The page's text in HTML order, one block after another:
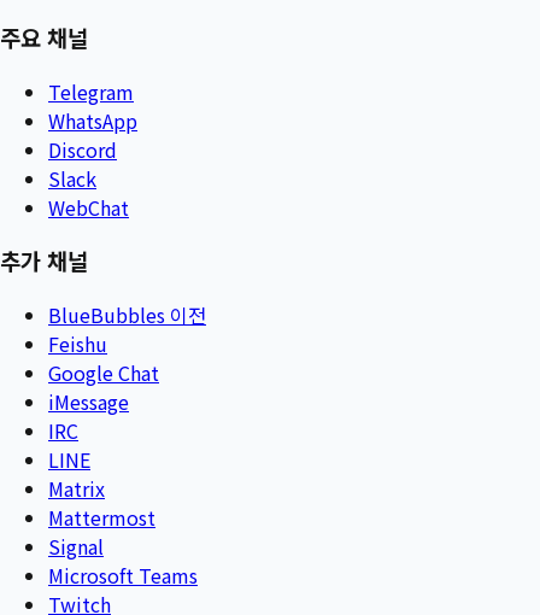
주요 채널
Telegram
WhatsApp
Discord
Slack
WebChat
추가 채널
BlueBubbles 이전
Feishu
Google Chat
iMessage
IRC
LINE
Matrix
Mattermost
Signal
Microsoft Teams
Twitch